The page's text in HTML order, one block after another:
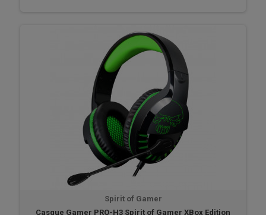
Spirit of Gamer
Casque Gamer PRO-H3 Spirit of Gamer XBox Edition